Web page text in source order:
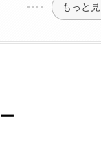
もっと